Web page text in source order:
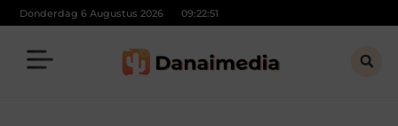
Donderdag 6 Augustus 2026 09:22:53